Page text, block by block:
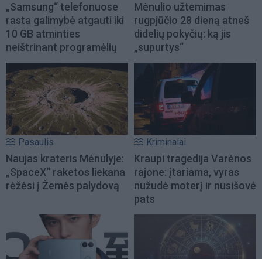
„Samsung“ telefonuose
rasta galimybė atgauti iki
10 GB atminties
neištrinant programėlių
Mėnulio užtemimas
rugpjūčio 28 dieną atneš
didelių pokyčių: ką jis
„supurtys“
Pasaulis
Naujas krateris Mėnulyje:
„SpaceX“ raketos liekana
rėžėsi į Žemės palydovą
Kriminalai
Kraupi tragedija Varėnos
rajone: įtariama, vyras
nužudė moterį ir nusišovė
pats